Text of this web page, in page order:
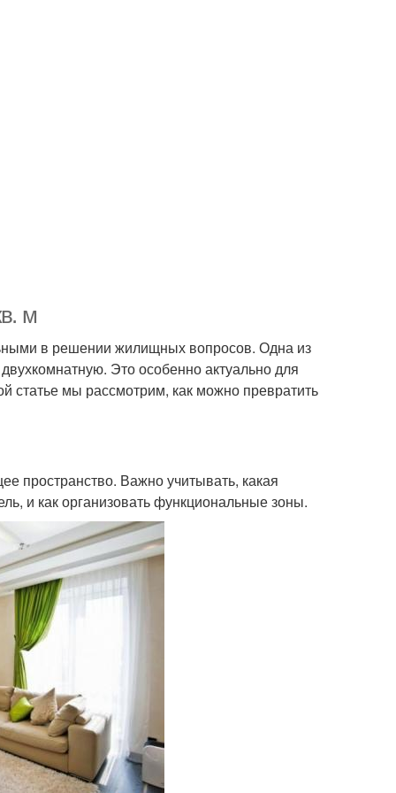
м
в решении жилищных вопросов. Одна из
Это особенно актуально для
статье мы рассмотрим, как можно превратить
пространство. Важно учитывать, какая
и как организовать функциональные зоны.